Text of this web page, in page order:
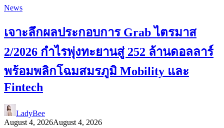
News
เจาะลึกผลประกอบการ Grab ไตรมาส
2/2026 กำไรพุ่งทะยานสู่ 252 ล้านดอลลาร์
พร้อมพลิกโฉมสมรภูมิ Mobility และ
Fintech
LadyBee
August 4, 2026August 4, 2026